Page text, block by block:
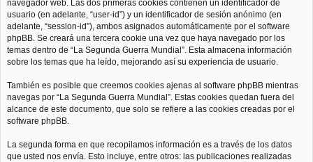
navegador web. Las dos primeras cookies contienen un identificador de
usuario (en adelante, “user-id”) y un identificador de sesión anónimo (en
adelante, “session-id”), ambos asignados automáticamente por el software
phpBB. Se creará una tercera cookie una vez que haya navegado por los
temas dentro de “La Segunda Guerra Mundial”. Esta almacena información
sobre los temas que ha leído, mejorando así su experiencia de usuario.
También es posible que creemos cookies ajenas al software phpBB mientras
navegas por “La Segunda Guerra Mundial”. Estas cookies quedan fuera del
alcance de este documento, que solo se refiere a las cookies creadas por el
software phpBB.
La segunda forma en que recopilamos información es a través de los datos
que usted nos envía. Esto incluye, entre otros: las publicaciones realizadas